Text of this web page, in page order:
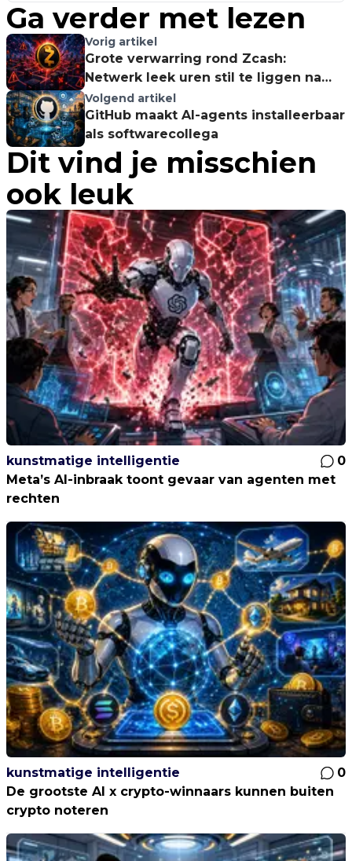
Ga verder met lezen
Vorig artikel
Grote verwarring rond Zcash:
Netwerk leek uren stil te liggen na
noodupgrade door 'soundness bug'
Volgend artikel
GitHub maakt AI-agents installeerbaar
als softwarecollega
Dit vind je misschien
ook leuk
kunstmatige intelligentie
0
Meta’s AI-inbraak toont gevaar van agenten met
rechten
kunstmatige intelligentie
0
De grootste AI x crypto-winnaars kunnen buiten
crypto noteren